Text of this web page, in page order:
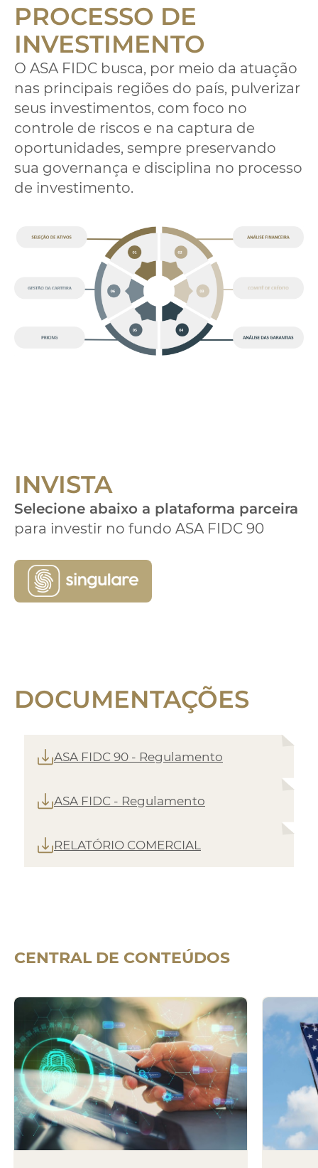
PROCESSO DE
INVESTIMENTO
O ASA FIDC busca, por meio da atuação
nas principais regiões do país, pulverizar
seus investimentos, com foco no
controle de riscos e na captura de
oportunidades, sempre preservando
sua governança e disciplina no processo
de investimento.
INVISTA
Selecione abaixo a plataforma parceira
para investir no fundo ASA FIDC 90
DOCUMENTAÇÕES
ASA FIDC 90 - Regulamento
ASA FIDC - Regulamento
RELATÓRIO COMERCIAL
CENTRAL DE CONTEÚDOS